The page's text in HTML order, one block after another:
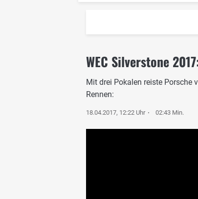
WEC Silverstone
Mit drei Pokalen reiste Porsche
Rennen:
18.04.2017, 12:22 Uhr 02:43 Min.